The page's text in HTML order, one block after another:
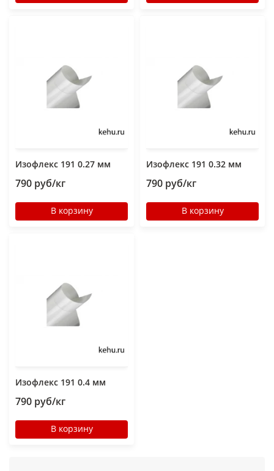
Изофлекс 191 0.27 мм
790 руб/кг
В корзину
Изофлекс 191 0.32 мм
790 руб/кг
В корзину
Изофлекс 191 0.4 мм
790 руб/кг
В корзину